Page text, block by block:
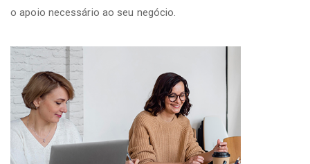
o apoio necessário ao seu negócio.